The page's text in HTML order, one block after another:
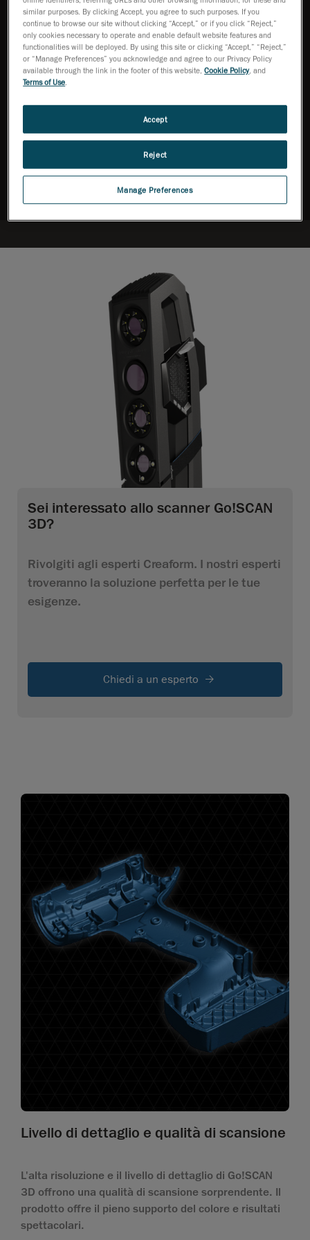
Nessuna configurazione
necessaria
Tecnologia brevettata
Chiedi a un esperto
Scarica i brochure
Sei interessato allo scanner Go!SCAN
3D?
Rivolgiti agli esperti Creaform. I nostri esperti
troveranno la soluzione perfetta per le tue
esigenze.
Chiedi a un esperto
Livello di dettaglio e qualità di scansione
L'alta risoluzione e il livello di dettaglio di Go!SCAN
3D offrono una qualità di scansione sorprendente. Il
prodotto offre il pieno supporto del colore e risultati
spettacolari.
similar purposes. By clicking Accept, you agree to such purposes. If you
continue to browse our site without clicking “Accept,” or if you click “Reject,”
only cookies necessary to operate and enable default website features and
functionalities will be deployed. By using this site or clicking “Accept,” “Reject,”
or “Manage Preferences” you acknowledge and agree to our Privacy Policy
available through the link in the footer of this website,Cookie Policy, and
Terms of Use.
Manage Preferences
Reject
Accept